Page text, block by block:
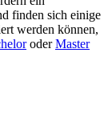
finden sich einige
werden können,
oderMaster